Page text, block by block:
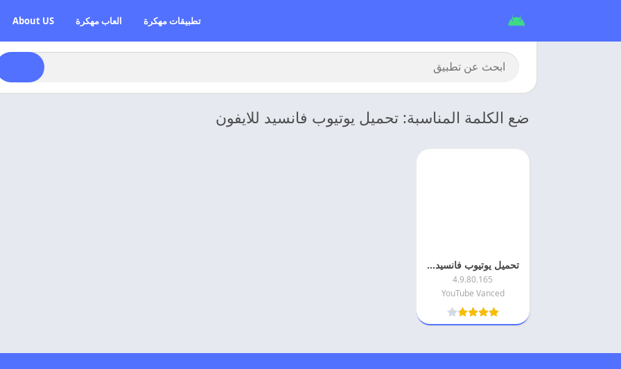
تطبيقات مهكرة العاب مهكرة About US
ضع الكلمة المناسبة: تحميل يوتيوب فانسيد للايفون
تحميل يوتيوب فانسيد 2026 YouTube Vanced APK اخر اصدار
4.9.80.165
YouTube Vanced